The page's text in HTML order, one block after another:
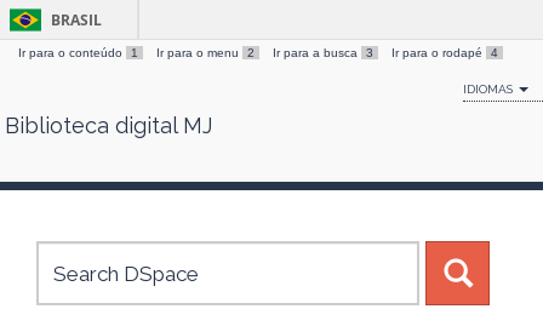
Skip
BRASIL
Ir para o conteúdo 1 Ir para o menu 2 Ir para a busca 3 Ir para o rodapé 4
IDIOMAS
Biblioteca digital MJ